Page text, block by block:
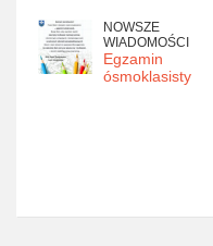
NOWSZE
WIADOMOŚCI
Egzamin
ósmoklasisty